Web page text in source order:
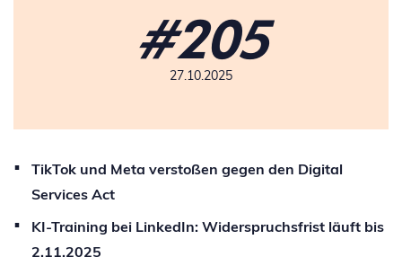
#205
27.10.2025
TikTok und Meta verstoßen gegen den Digital
Services Act
KI-Training bei LinkedIn: Widerspruchsfrist läuft bis
2.11.2025